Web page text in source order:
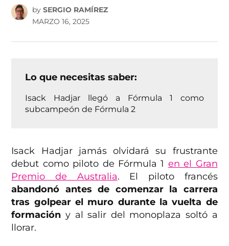
by SERGIO RAMÍREZ
MARZO 16, 2025
Lo que necesitas saber:
Isack Hadjar llegó a Fórmula 1 como
subcampeón de Fórmula 2
Isack Hadjar jamás olvidará su frustrante
debut como piloto de Fórmula 1 en el Gran
Premio de Australia. El piloto francés
abandonó antes de comenzar la carrera
tras golpear el muro durante la vuelta de
formación y al salir del monoplaza soltó a
llorar.